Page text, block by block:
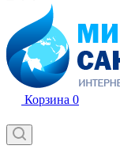
Корзина 0